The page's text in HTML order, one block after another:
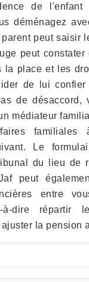
de l'enfant
déménagez
peut saisir
peut constater
la place et les
de lui
de désaccord,
médiateur
familiales
Le
du lieu de
peut
entre
à-dire répartir
la pension